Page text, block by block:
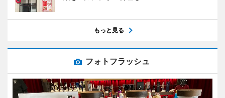
もっと見る
フォトフラッシュ